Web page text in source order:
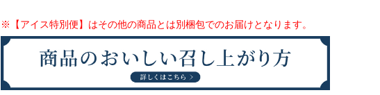
※【アイス特別便】はその他の商品とは別梱包でのお届けとなります。